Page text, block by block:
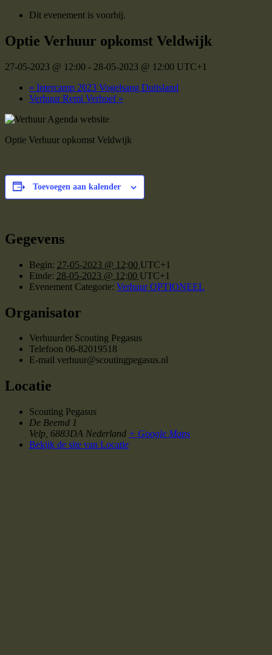
Dit evenement is voorbij.
Optie Verhuur opkomst Veldwijk
27-05-2023 @ 12:00 - 28-05-2023 @ 12:00 UTC+1
« Intercamp 2023 Vogelsang Duitsland
Verhuur Remi Verhoef »
Optie Verhuur opkomst Veldwijk
Toevoegen aan kalender
Gegevens
Begin: 27-05-2023 @ 12:00 UTC+1
Einde: 28-05-2023 @ 12:00 UTC+1
Evenement Categorie: Verhuur OPTIONEEL
Organisator
Verhuurder Scouting Pegasus
Telefoon 06-82019518
E-mail verhuur@scoutingpegasus.nl
Locatie
Scouting Pegasus
De Beemd 1
Velp 6883DA Nederland + Google Maps
Bekijk de site van Locatie